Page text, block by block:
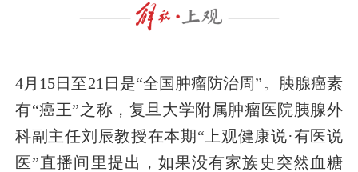
4月15日至21日是“全国肿瘤防治周”。胰腺癌素
有“癌王”之称，复旦大学附属肿瘤医院胰腺外
科副主任刘辰教授在本期“上观健康说·有医说
医”直播间里提出，如果没有家族史突然血糖